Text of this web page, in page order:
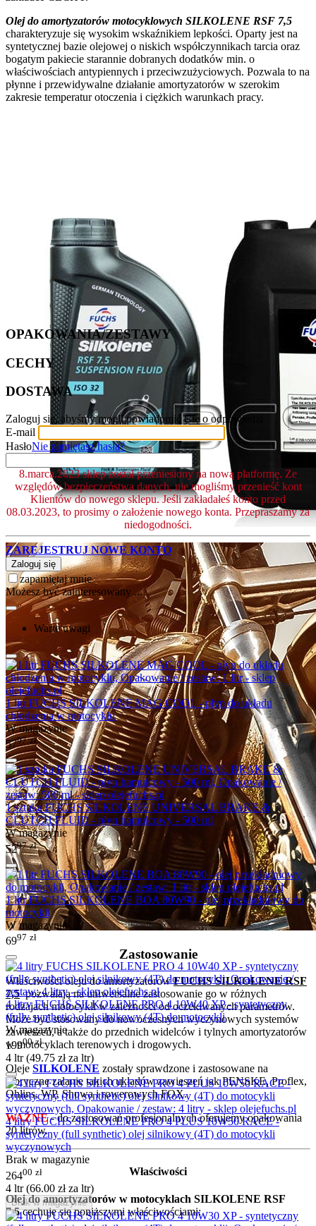
Olej do amortyzatorów motocyklowych SILKOLENE RSF 7,5
charakteryzuje się wysokim wskaźnikiem lepkości. Oparty jest na
syntetycznej bazie olejowej o niskich współczynnikach tarcia oraz
bogatym pakiecie starannie dobranych dodatków min. o
właściwościach antypiennych i przeciwzużyciowych. Pozwala to na
płynne i przewidywalne działanie amortyzatorów w szerokim
zakresie temperatur otoczenia i ciężkich warunkach pracy.
Zastosowanie
Właściwości oleju do amortyzatorówFUCHSSILKOLENE RSF
7,5pozwalają na uniwersalne zastosowanie go w różnych
rodzajach motocykli w zależności od oczekiwanych parametrów.
Może być stosowany do nowoczesnych wyczynowych systemów
zawieszeń, a także do przednich widelców i tylnych amortyzatorów
w motocyklach terenowych i drogowych.
Oleje SILKOLENE zostały sprawdzone i zastosowane na
fabryczne zalanie takich układów zawieszeń jak PENSKE, Proflex,
Ohlins, WP, Showa i rowerowych FOX.
WAŻNE- do zastosowań profesjonalnych oferujemy opakowania
20 litrów.
Właściwości
Olej do amortyzatorów w motocyklach SILKOLENE RSF
7,5cechuje się poniższymi właściwościami:
OPAKOWANIA/ZESTAWY
CECHY
DOSTAWA
Zaloguj się, abyśmy mogli powiadomić Cię o odpowiedzi
E-mail
HasłoNie pamiętasz hasła?
8.marca.2023 sklep został przeniesiony na nową platformę. Ze
względów bezpieczeństwa danych, nie mogliśmy przenieść kont
Klientów do nowego sklepu. Jeśli zakładałeś konto przed
08.03.2023, to prosimy o założenie nowego konta. Przepraszamy za
niedogodności.
ZAREJESTRUJ NOWE KONTO
Zaloguj się
zapamiętaj mnie
Możesz być zainteresowany ...
Warte uwagi
1 litr FUCHS SILKOLENE MAG COOL - płyn do układu
chłodzenia w motocyklu
W magazynie
5797 zł
1 sztuka FUCHS SILKOLENE UNIVERSAL BRAKE &
CLUTCH FLUID - płyn hamulcowy - 500 ml
W magazynie
5297 zł
1 litr FUCHS SILKOLENE BOA 80W90 - olej przekładniowy do
motocykli
W magazynie
6997 zł
4 litry FUCHS SILKOLENE PRO 4 10W40 XP - syntetyczny
(fully synthetic) olej silnikowy (4T) do motocykli
W magazynie
19900 zł
4 ltr (49.75 złza ltr)
4 litry FUCHS SILKOLENE PRO 4 PLUS 10W50 RACE -
syntetyczny (full synthetic) olej silnikowy (4T) do motocykli
wyczynowych
Brak w magazynie
26400 zł
4 ltr (66.00 złza ltr)
Brak w magazynie